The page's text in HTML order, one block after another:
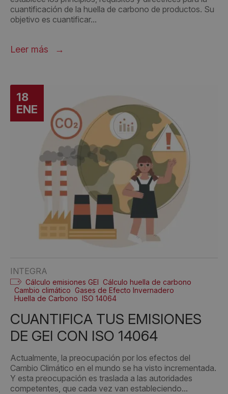
cuantificación de la huella de carbono de productos. Su
objetivo es cuantificar...
Leer más
18
ENE
INTEGRA
Cálculo emisiones GEI Cálculo huella de carbono
Cambio climático Gases de Efecto Invernadero
Huella de Carbono ISO 14064
CUANTIFICA TUS EMISIONES
DE GEI CON ISO 14064
Actualmente, la preocupación por los efectos del
Cambio Climático en el mundo se ha visto incrementada.
Y esta preocupación es traslada a las autoridades
competentes, que cada vez van estableciendo...